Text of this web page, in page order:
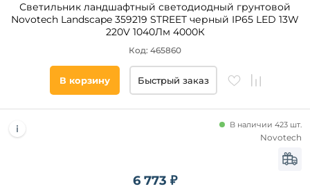
Светильник ландшафтный светодиодный грунтовой
Novotech Landscape 359219 STREET черный IP65 LED 13W
220V 1040Лм 4000К
Код: 465860
В корзину Быстрый заказ
6 773 ₽
В наличии 423 шт.
Novotech